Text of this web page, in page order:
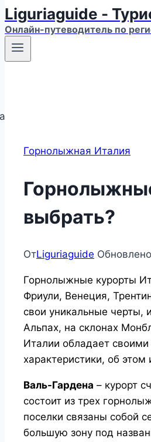
Liguriaguide -
Онлайн-путеводитель по
Горнолыжная Италия
выбрать?
ОтLiguriaguide Обновлено
Горнолыжные курорты
Фриули, Венеция,
свои уникальные черты,
Альпах, на склонах
Италии обладает
характеристики, об
Валь-Гардена – курорт
состоит из трех
поселки связаны собой
большую зону под